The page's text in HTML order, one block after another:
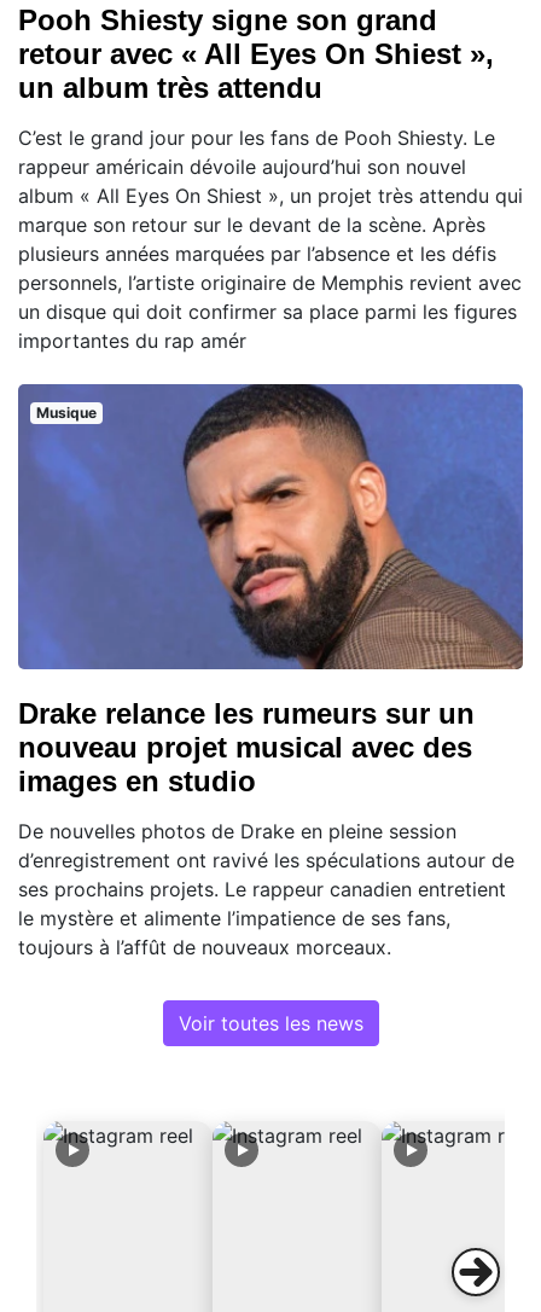
Pooh Shiesty signe son grand
retour avec « All Eyes On Shiest »,
un album très attendu
C’est le grand jour pour les fans de Pooh Shiesty. Le
rappeur américain dévoile aujourd’hui son nouvel
album « All Eyes On Shiest », un projet très attendu qui
marque son retour sur le devant de la scène. Après
plusieurs années marquées par l’absence et les défis
personnels, l’artiste originaire de Memphis revient avec
un disque qui doit confirmer sa place parmi les figures
importantes du rap amér
Musique
Drake relance les rumeurs sur un
nouveau projet musical avec des
images en studio
De nouvelles photos de Drake en pleine session
d’enregistrement ont ravivé les spéculations autour de
ses prochains projets. Le rappeur canadien entretient
le mystère et alimente l’impatience de ses fans,
toujours à l’affût de nouveaux morceaux.
Voir toutes les news